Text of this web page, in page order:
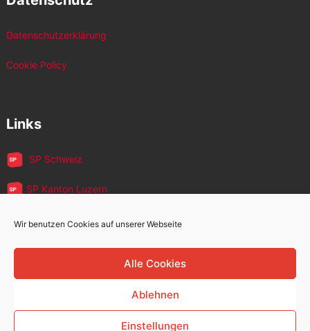
Wir benutzen Cookies auf unserer Webseite
Alle Cookies
Ablehnen
Einstellungen
Datenschutzerklärung
Cookie Policy
Links
SP Schweiz
SP Kanton Luzern
JUSO Luzern
SP MigrantInnen
SP 60+